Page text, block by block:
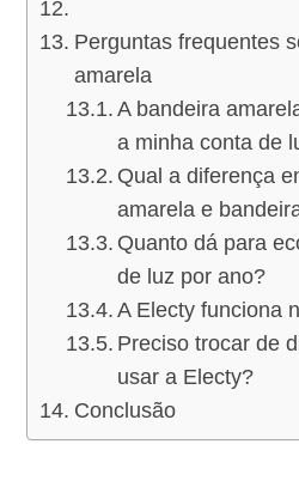
Perguntas frequentes
amarela
A bandeira
a minha conta de
Qual a diferença
amarela e
Quanto dá para
de luz por ano?
A Electy funciona
Preciso trocar de
usar a Electy?
Conclusão